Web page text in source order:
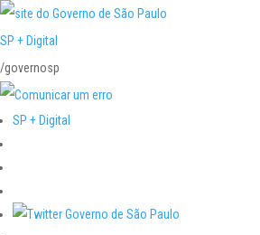
SP + Digital
/governosp
SP + Digital